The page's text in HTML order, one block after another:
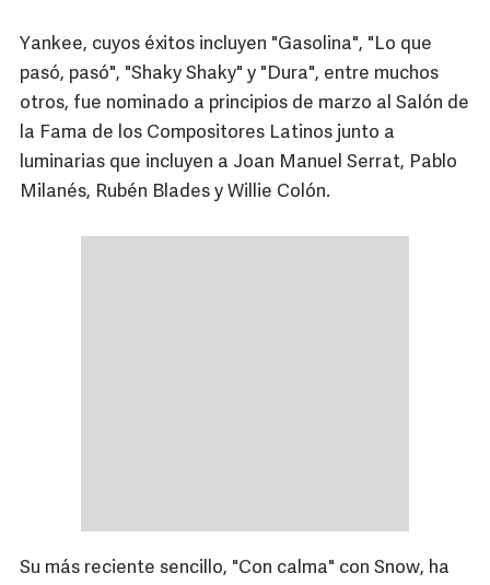
Yankee, cuyos éxitos incluyen "Gasolina", "Lo que
pasó, pasó", "Shaky Shaky" y "Dura", entre muchos
otros, fue nominado a principios de marzo al Salón de
la Fama de los Compositores Latinos junto a
luminarias que incluyen a Joan Manuel Serrat, Pablo
Milanés, Rubén Blades y Willie Colón.
Su más reciente sencillo, "Con calma" con Snow, ha